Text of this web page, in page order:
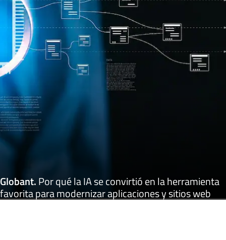
Globant.Por qué la IA se convirtió en la herramienta
favorita para modernizar aplicaciones y sitios web